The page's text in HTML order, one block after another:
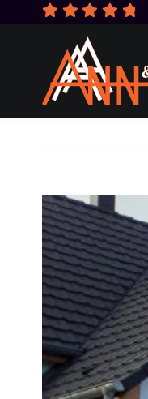
View
Larger
Image